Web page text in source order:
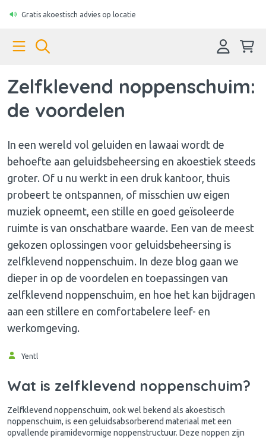
Gratis akoestisch advies op locatie
Zelfklevend noppenschuim:
de voordelen
In een wereld vol geluiden en lawaai wordt de
behoefte aan geluidsbeheersing en akoestiek steeds
groter. Of u nu werkt in een druk kantoor, thuis
probeert te ontspannen, of misschien uw eigen
muziek opneemt, een stille en goed geïsoleerde
ruimte is van onschatbare waarde. Een van de meest
gekozen oplossingen voor geluidsbeheersing is
zelfklevend noppenschuim. In deze blog gaan we
dieper in op de voordelen en toepassingen van
zelfklevend noppenschuim, en hoe het kan bijdragen
aan een stillere en comfortabelere leef- en
werkomgeving.
Yentl
Wat is zelfklevend noppenschuim?
Zelfklevend noppenschuim, ook wel bekend als akoestisch
noppenschuim, is een geluidsabsorberend materiaal met een
opvallende piramidevormige noppenstructuur. Deze noppen zijn